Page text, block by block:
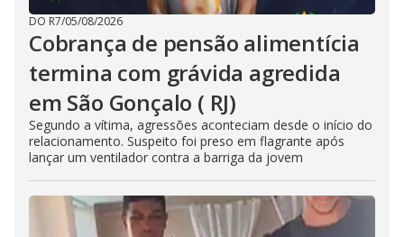
DO R7/05/08/2026
Cobrança de pensão alimentícia
termina com grávida agredida
em São Gonçalo ( RJ)
Segundo a vítima, agressões aconteciam desde o início do
relacionamento. Suspeito foi preso em flagrante após
lançar um ventilador contra a barriga da jovem